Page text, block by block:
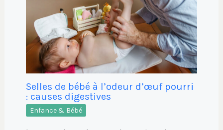
Selles de bébé à l’odeur d’œuf pourri
: causes digestives
Enfance & Bébé